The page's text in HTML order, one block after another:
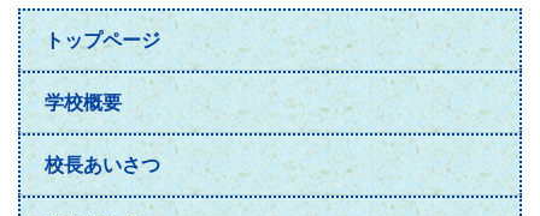
トップページ
学校概要
校長あいさつ